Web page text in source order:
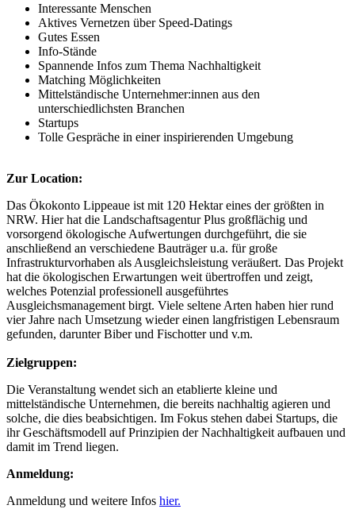
Interessante Menschen
Aktives Vernetzen über Speed-Datings
Gutes Essen
Info-Stände
Spannende Infos zum Thema Nachhaltigkeit
Matching Möglichkeiten
Mittelständische Unternehmer:innen aus den
unterschiedlichsten Branchen
Startups
Tolle Gespräche in einer inspirierenden Umgebung
Zur Location:
Das Ökokonto Lippeaue ist mit 120 Hektar eines der größten in
NRW. Hier hat die Landschaftsagentur Plus großflächig und
vorsorgend ökologische Aufwertungen durchgeführt, die sie
anschließend an verschiedene Bauträger u.a. für große
Infrastrukturvorhaben als Ausgleichsleistung veräußert. Das Projekt
hat die ökologischen Erwartungen weit übertroffen und zeigt,
welches Potenzial professionell ausgeführtes
Ausgleichsmanagement birgt. Viele seltene Arten haben hier rund
vier Jahre nach Umsetzung wieder einen langfristigen Lebensraum
gefunden, darunter Biber und Fischotter und v.m.
Zielgruppen:
Die Veranstaltung wendet sich an etablierte kleine und
mittelständische Unternehmen, die bereits nachhaltig agieren und
solche, die dies beabsichtigen. Im Fokus stehen dabei Startups, die
ihr Geschäftsmodell auf Prinzipien der Nachhaltigkeit aufbauen und
damit im Trend liegen.
Anmeldung:
Anmeldung und weitere Infos hier.